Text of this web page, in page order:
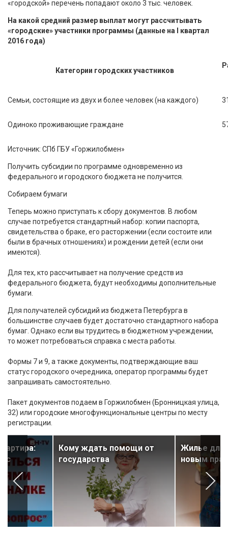
«городской» перечень попадают около 3 тыс. человек.
На какой средний размер выплат могут рассчитывать
«городские» участники программы (данные на I квартал
2016 года)
Категории городских участников
Семьи, состоящие из двух и более человек (на каждого)
Одиноко проживающие граждане
Источник: СПб ГБУ «Горжилобмен»
Получить субсидии по программе одновременно из
федерального и городского бюджета не получится.
Собираем бумаги
Теперь можно приступать к сбору документов. В любом
случае потребуется стандартный набор: копии паспорта,
свидетельства о браке, его расторжении (если состоите или
были в брачных отношениях) и рождении детей (если они
имеются).
Для тех, кто рассчитывает на получение средств из
федерального бюджета, будут необходимы дополнительные
бумаги.
Для получателей субсидий из бюджета Петербурга в
большинстве случаев будет достаточно стандартного набора
бумаг. Однако если вы трудитесь в бюджетном учреждении,
то может потребоваться справка с места работы.
Формы 7 и 9, а также документы, подтверждающие ваш
статус городского очередника, оператор программы будет
запрашивать самостоятельно.
Пакет документов подаем в Горжилобмен (Бронницкая улица,
32) или городские многофункциональные центры по месту
регистрации.
с
Кому ждать помощи от
государства
Жилье для
новым